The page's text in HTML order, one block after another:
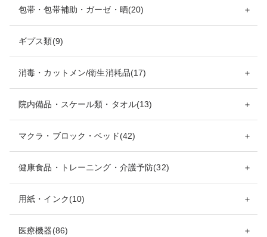
包帯・包帯補助・ガーゼ・晒(20) ＋
ギプス類(9)
消毒・カットメン/衛生消耗品(17) ＋
院内備品・スケール類・タオル(13) ＋
マクラ・ブロック・ベッド(42) ＋
健康食品・トレーニング・介護予防(32) ＋
用紙・インク(10) ＋
医療機器(86) ＋